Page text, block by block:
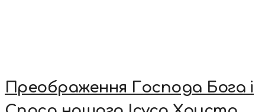
Преображення Господа Бога і